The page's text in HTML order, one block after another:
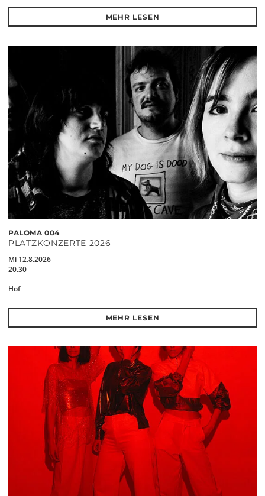
MEHR LESEN
PALOMA 004
PLATZKONZERTE 2026
Mi 12.8.2026
20.30
Hof
MEHR LESEN